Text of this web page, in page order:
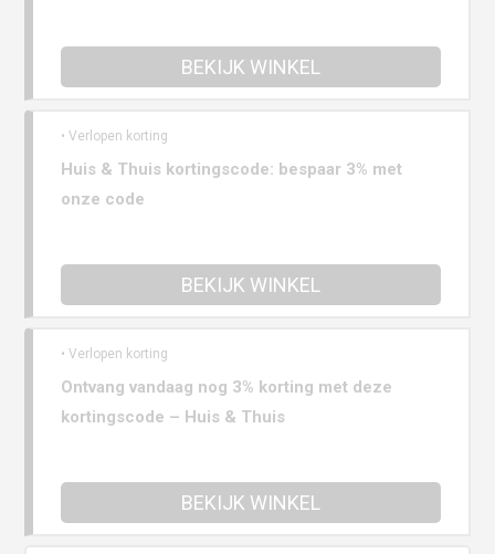
BEKIJK WINKEL
• Verlopen korting
Huis & Thuis kortingscode: bespaar 3% met
onze code
BEKIJK WINKEL
• Verlopen korting
Ontvang vandaag nog 3% korting met deze
kortingscode – Huis & Thuis
BEKIJK WINKEL